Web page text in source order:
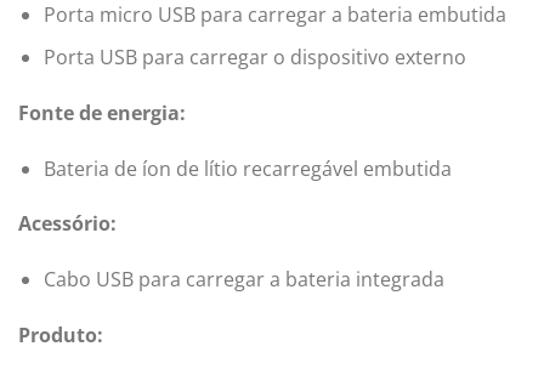
Porta micro USB para carregar a bateria embutida
Porta USB para carregar o dispositivo externo
Fonte de energia:
Bateria de íon de lítio recarregável embutida
Acessório:
Cabo USB para carregar a bateria integrada
Produto: